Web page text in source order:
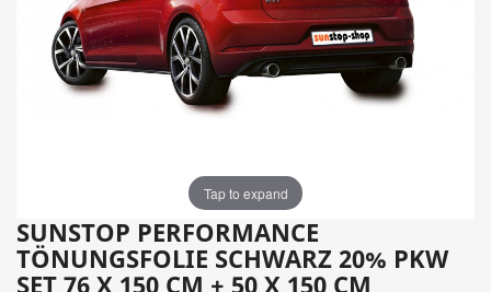
Tap to expand
SUNSTOP PERFORMANCE
TÖNUNGSFOLIE SCHWARZ 20% PKW
SET 76 X 150 CM + 50 X 150 CM